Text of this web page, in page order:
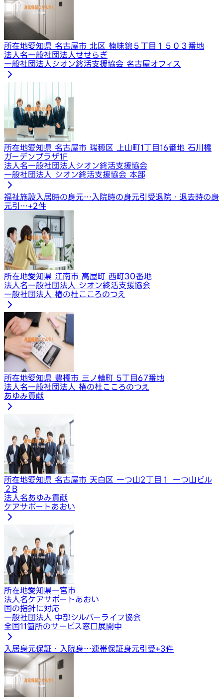
所在地愛知県 名古屋市 北区 楠味鋺５丁目１５０３番地
法人名一般社団法人せせらぎ
一般社団法人シオン終活支援協会 名古屋オフィス
所在地愛知県 名古屋市 瑞穂区 上山町1丁目16番地 石川橋
ガーデンプラザ1F
法人名一般社団法人シオン終活支援協会
一般社団法人 シオン終活支援協会 本部
福祉施設入居時の身元… 入院時の身元引受退院・退去時の身
元引…+2件
所在地愛知県 江南市 高屋町 西町30番地
法人名一般社団法人 シオン終活支援協会
一般社団法人 椿の杜こころのつえ
所在地愛知県 豊橋市 三ノ輪町 5丁目67番地
法人名一般社団法人 椿の杜こころのつえ
あゆみ貢献
所在地愛知県 名古屋市 天白区 一つ山2丁目１ ​一つ山ビル
２B
法人名あゆみ貢献
ケアサポートあおい
所在地愛知県一宮市
法人名ケアサポートあおい
国の指針に対応
一般社団法人 中部シルバーライフ協会
全国11箇所のサービス窓口展開中
入居身元保証・入院身…連帯保証身元引受+3件